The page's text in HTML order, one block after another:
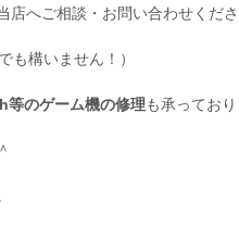
店へご相談・お問い合わせくださ
も構いません！）
のゲーム機の修理も承っており